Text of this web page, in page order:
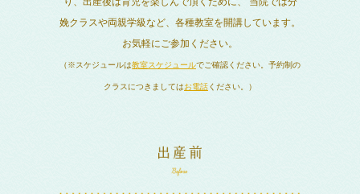
娩クラスや両親学級など、各種教室を開講しています。
お気軽にご参加ください。
（※スケジュールは教室スケジュールでご確認ください。予約制の
クラスにつきましてはお電話ください。）